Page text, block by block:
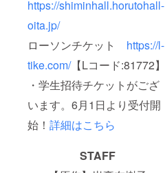
https://shiminhall.horutohall-
oita.jp/
ローソンチケット https://l-
tike.com/【Lコード:81772】
・学生招待チケットがござ
います。6月1日より受付開
始！ 詳細はこちら
STAFF